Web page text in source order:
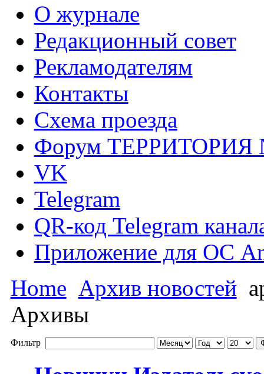
О журнале
Редакционный совет
Рекламодателям
Контакты
Схема проезда
Форум ТЕРРИТОРИЯ
VK
Telegram
QR-код Telegram
Приложение для ОС
Home Архив новостей
Архивы
Фильтр